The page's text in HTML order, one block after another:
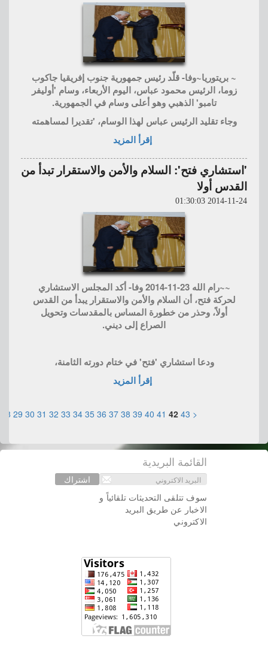
~ بريتوريا~وفا- قلّد رئيس جمهورية جنوب إفريقيا جاكوب
زوما، الرئيس محمود عباس، اليوم الأربعاء، وسام 'أوليفر
تامبو' الذهبي وهو أعلى وسام في الجمهورية.
وجاء تقليد الرئيس عباس لهذا الوسام، 'تقديرا لمساهمته
إقرأ المزيد
'استشاري فتح': السلام والأمن والاستقرار تبدأ من
القدس أولا
2014-11-24 01:30:03
~~رام الله 23-11-2014 وفا- أكد المجلس الاستشاري
لحركة فتح، أن السلام والأمن والاستقرار يبدأ من القدس
أولاً، وحذر من خطورة المساس بالمقدسات وتحويل
الصراع إلى ديني.
ودعا استشاري 'فتح' في ختام دورته الثامنة،
إقرأ المزيد
<
28 29 30 31 32 33 34 35 36 37 38 39 40 41 42 43
القائمة البريدية
اشتراك
سوف تتلقى التحديثات تلقائياً و
الاخبار عن طريق البريد
الاكتروني